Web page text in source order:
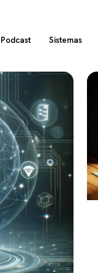
Podcast Sistemas